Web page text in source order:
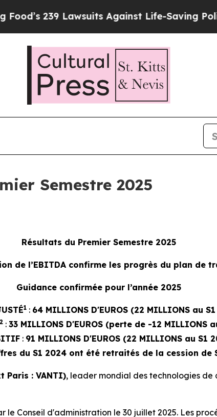
Lawsuits Against Life-Saving PoliciesHe’s
Semestre 2025
Résultats du Premier Semestre 2025
de l’EBITDA confirme les progrès du plan de
Guidance confirmée pour l’année 2025
1: 64 MILLIONS D'EUROS (22 MILLIONS au
2 : 33 MILLIONS D'EUROS (perte de -12 MILLIONS
: 91 MILLIONS D'EUROS (22 MILLIONS au S1
du S1 2024 ont été retraités de la cession de
Paris : VANTI), leader mondial des technologies de
le Conseil d'administration le 30 juillet 2025. Les